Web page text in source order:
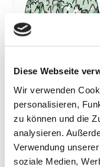
Diese Webseite
Wir verwenden
personalisieren,
zu können und die
analysieren.
Verwendung
soziale Medien,
Diese Inhalte
um die
Dieser Kurzfilm
konkret erfüllen
werden kann.